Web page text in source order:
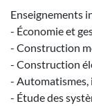
Enseignements
- Économie et
- Construction
- Construction
-
- Étude des